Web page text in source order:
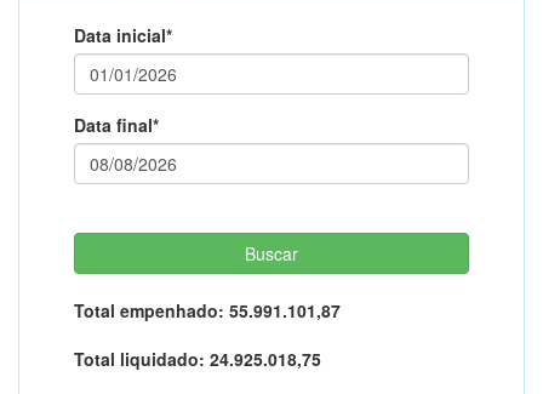
Data inicial*
Data final*
Total empenhado: 55.991.101,87
Total liquidado: 24.925.018,75